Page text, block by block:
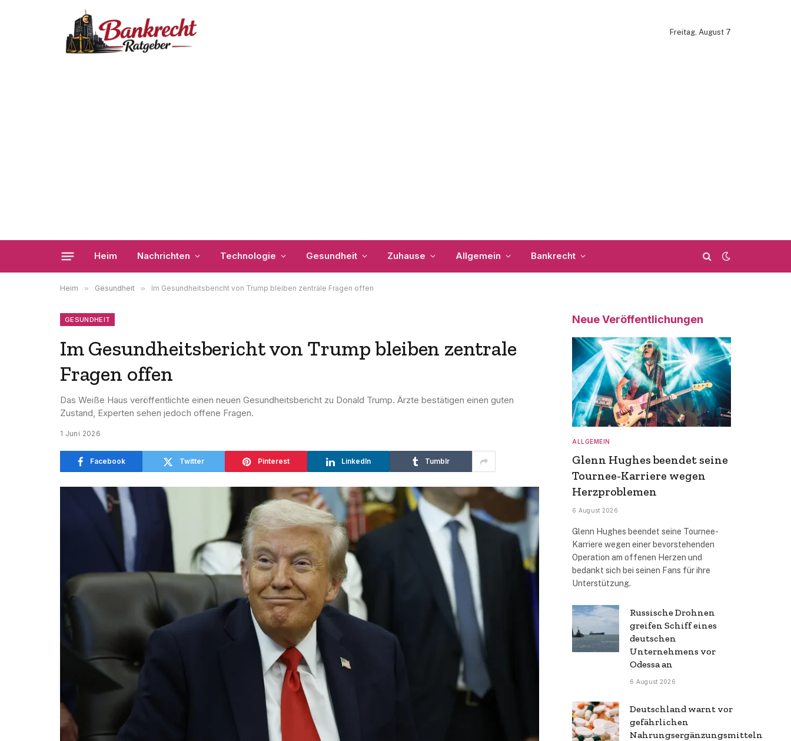
Freitag, August 7
Heim Nachrichten Technologie Gesundheit Zuhause Allgemein Bankrecht
Heim » Gesundheit » Im Gesundheitsbericht von Trump bleiben zentrale Fragen offen
GESUNDHEIT
Im Gesundheitsbericht von Trump bleiben zentrale
Fragen offen
Das Weiße Haus veröffentlichte einen neuen Gesundheitsbericht zu Donald Trump. Ärzte bestätigen einen guten
Zustand, Experten sehen jedoch offene Fragen.
1 Juni 2026
Facebook Twitter Pinterest LinkedIn Tumblr
Neue Veröffentlichungen
ALLGEMEIN
Glenn Hughes beendet seine
Tournee-Karriere wegen
Herzproblemen
6 August 2026
Glenn Hughes beendet seine Tournee-
Karriere wegen einer bevorstehenden
Operation am offenen Herzen und
bedankt sich bei seinen Fans für ihre
Unterstützung.
Russische Drohnen
greifen Schiff eines
deutschen
Unternehmens vor
Odessa an
6 August 2026
Deutschland warnt vor
gefährlichen
Nahrungsergänzungsmitteln